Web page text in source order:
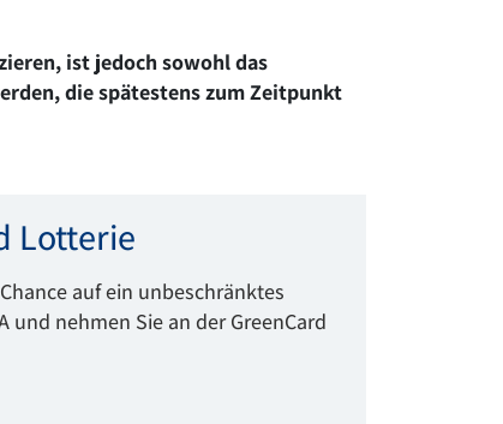
ist jedoch sowohl das
die spätestens zum Zeitpunkt
Lotterie
auf ein unbeschränktes
und nehmen Sie an der GreenCard